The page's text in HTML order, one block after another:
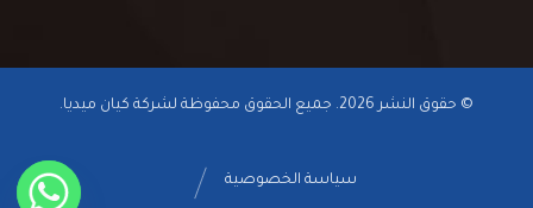
© حقوق النشر 2026. جميع الحقوق محفوظة لشركة كيان ميديا.
سياسة الخصوصية